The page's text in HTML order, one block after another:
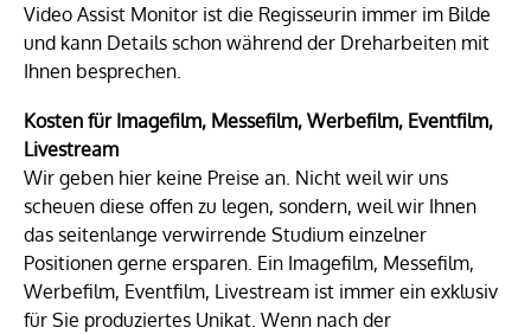
Video Assist Monitor ist die Regisseurin immer im Bilde
und kann Details schon während der Dreharbeiten mit
Ihnen besprechen.
Kosten für Imagefilm, Messefilm, Werbefilm, Eventfilm,
Livestream
Wir geben hier keine Preise an. Nicht weil wir uns
scheuen diese offen zu legen, sondern, weil wir Ihnen
das seitenlange verwirrende Studium einzelner
Positionen gerne ersparen. Ein Imagefilm, Messefilm,
Werbefilm, Eventfilm, Livestream ist immer ein exklusiv
für Sie produziertes Unikat. Wenn nach der